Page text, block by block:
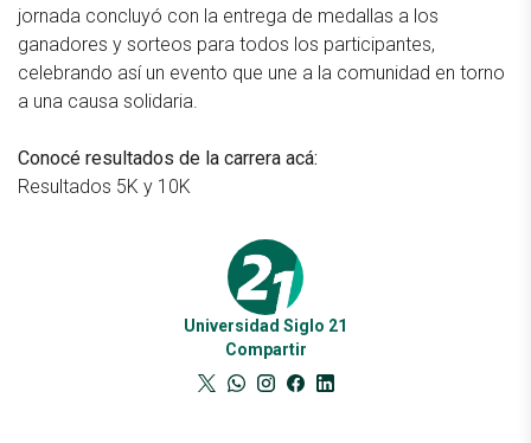
jornada concluyó con la entrega de medallas a los
ganadores y sorteos para todos los participantes,
celebrando así un evento que une a la comunidad en torno
a una causa solidaria.
Conocé resultados de la carrera acá:
Resultados 5K y 10K
Universidad Siglo 21
Compartir